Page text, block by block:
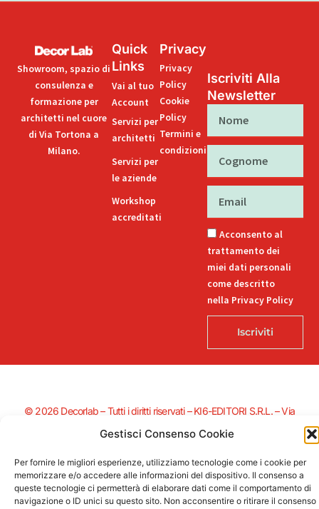
Gestisci Consenso Cookie
Per fornire le migliori esperienze, utilizziamo tecnologie come i cookie per
memorizzare e/o accedere alle informazioni del dispositivo. Il consenso a
queste tecnologie ci permetterà di elaborare dati come il comportamento di
navigazione o ID unici su questo sito. Non acconsentire o ritirare il consenso
Showroom, spazio di
consulenza e
formazione per
architetti nel cuore
di Via Tortona a
Milano.
Quick
Links
Vai al tuo
Account
Servizi per
architetti
Servizi per
le aziende
Workshop
accreditati
Privacy
Privacy
Policy
Cookie
Policy
Termini e
condizioni
Iscriviti Alla
Newsletter
Acconsento al
trattamento dei
miei dati personali
come descritto
nella Privacy Policy
Iscriviti
© 2026 Decorlab – Tutti i diritti riservati – KI6-EDITORI S.R.L. – Via
L
n
k
e
d
F
c
e
b
o
I
s
t
a
g
T
k
t
o
k
P
n
t
e
r
Supportato dalla Provincia di Bolzano con ricerca e sviluppo Fascicolo